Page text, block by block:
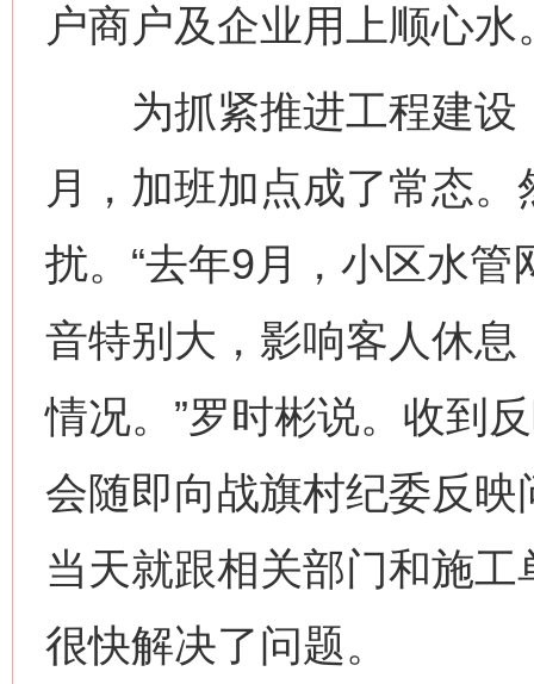
户商户及企业用上顺心水
为抓紧推进工程建设
月，加班加点成了常态
扰。“去年9月，小区水
音特别大，影响客人休
情况。”罗时彬说。收到
会随即向战旗村纪委反
当天就跟相关部门和施
很快解决了问题。